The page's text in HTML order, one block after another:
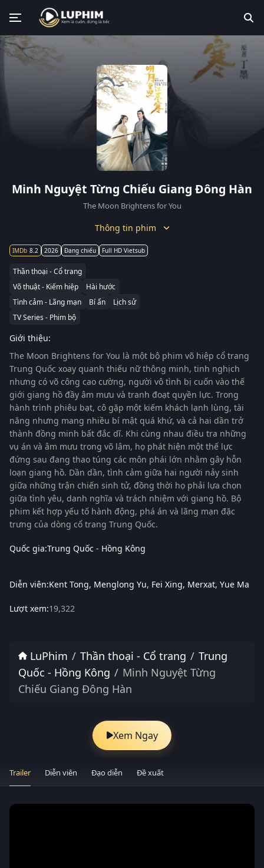
Minh Nguyệt Từng Chiếu Giang Đông Hàn
The Moon Brightens for You
Thông tin phim
8.2 2026 Đang chiếu Full HD Vietsub
Thần thoại - Cổ trang
Võ thuật - Kiếm hiệp
Hài hước
Tình cảm - Lãng mạn
Bí ẩn
Lịch sử
TV Series - Phim bộ
Giới thiệu:
The Moon Brightens for You là một bộ phim võ hiệp cổ trang
Trung Quốc xoay quanh thiếu nữ thông minh, tinh nghịch
nhưng có võ công cao cường, người vô tình bị cuốn vào thế
giới giang hồ đầy âm mưu và tranh đoạt quyền lực. Trong
hành trình phiêu bạt, cô gặp một kiếm khách lạnh lùng, tài
năng nhưng mang nhiều bí mật quá khứ, và cả hai dần trở
thành đồng minh bất đắc dĩ. Khi cùng nhau điều tra những
vụ án và âm mưu trong võ lâm, họ phát hiện một thế lực
đứng sau đang thao túng các môn phái lớn nhằm gây hỗn
loạn giang hồ. Dần dần, tình cảm giữa hai người nảy sinh
giữa những trận chiến sinh tử, đồng thời họ phải lựa chọn
giữa tình yêu, danh nghĩa và trách nhiệm với giang hồ. Bộ
phim kết hợp yếu tố hành động, phá án và lãng mạn đặc
trưng của dòng cổ trang Trung Quốc.
Quốc gia:Trung Quốc - Hồng Kông
Diễn viên:Kent Tong Menglong Yu Fei Xing Merxat Yue Ma
Lượt xem:19,322
LuPhim Thần thoại - Cổ trang
Trung
Quốc - Hồng Kông
Minh Nguyệt Từng
Chiếu Giang Đông Hàn
Xem Ngay
Trailer Diễn viên Đạo diễn Đề xuất